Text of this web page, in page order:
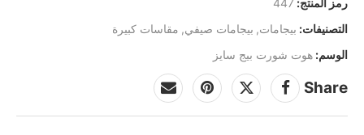
رمز المنتج: 447
التصنيفات: بيجامات, بيجامات صيفي, مقاسات كبيرة
الوسم: هوت شورت بيج سايز
Share